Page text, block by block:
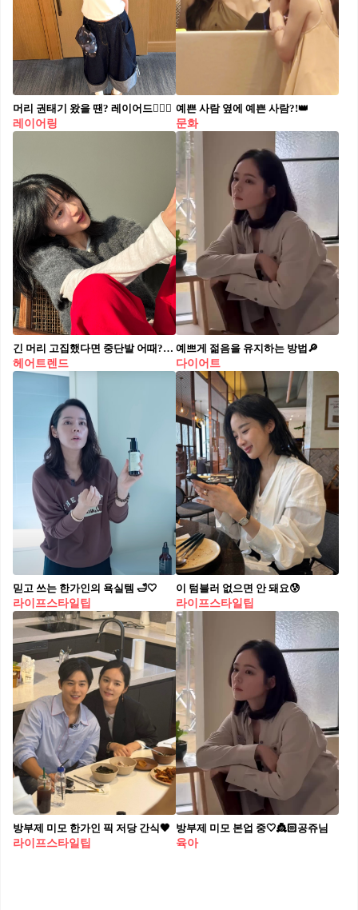
머리 권태기 왔을 땐? 레이어드💇🏻‍♀️
레이어링
예쁜 사람 옆에 예쁜 사람?!👑
문화
긴 머리 고집했다면 중단발 어때?💇🏻‍♀️
헤어트렌드
예쁘게 젊음을 유지하는 방법🔎
다이어트
믿고 쓰는 한가인의 욕실템 🛁🤍
라이프스타일팁
이 텀블러 없으면 안 돼요😰
라이프스타일팁
방부제 미모 한가인 픽 저당 간식🖤
라이프스타일팁
방부제 미모 본업 중🤍👸🏻공쥬님
육아